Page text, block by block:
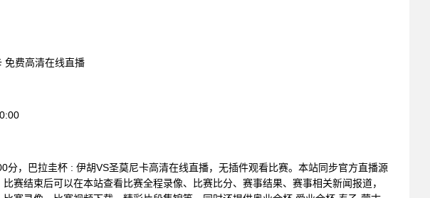
免费高清在线直播
分，巴拉圭杯 : 伊胡VS圣莫尼卡高清在线直播，无插件观看比赛。本站同步官方直播源
赛结束后可以在本站查看比赛全程录像、比赛比分、赛事结果、赛事相关新闻报道，